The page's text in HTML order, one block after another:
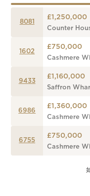
8081
£1,250,000
Counter
1602
£750,000
Cashmere
9433
£1,160,000
Saffron
6986
£1,360,000
Cashmere
6755
£750,000
Cashmere